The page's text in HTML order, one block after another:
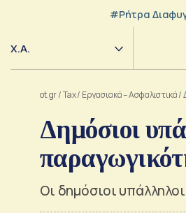
#ρήτρα
Χ.Α.
ot.gr/Tax/ Εργασιακά – Ασφαλιστικά/
Δημόσιοι
Οι δημόσιοι